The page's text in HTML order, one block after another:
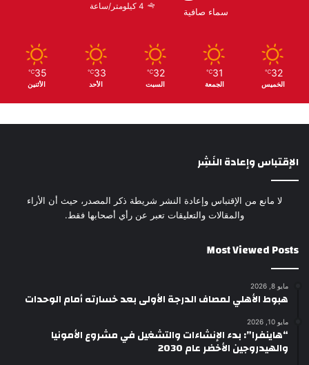
سماء صافية
4 كيلومتر/ساعة
32
℃
الخميس
31
℃
الجمعة
32
℃
السبت
33
℃
الأحد
35
℃
الأثنين
الإقتباس وإعادة النَشِر
لا مانع من الإقتباس وإعادة النشر شريطة ذكر المصدر، حيث أن الأراء
والمقالات والتعليقات تعبر عن رأي أصحابها فقط.
Most Viewed Posts
مايو 8, 2026
هبوط الأهلي لمصاف الدرجة الأولى بعد خسارته أمام الوحدات
مايو 10, 2026
“هاينفرا”: بدء الإنشاءات والتشغيل في مشروع الأمونيا
والهيدروجين الأخضر عام 2030